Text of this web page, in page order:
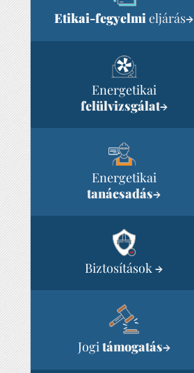
Etikai-fegyelmieljárás→
Energetikai
felülvizsgálat→
Energetikai
tanácsadás→
Biztosítások→
Jogitámogatás→